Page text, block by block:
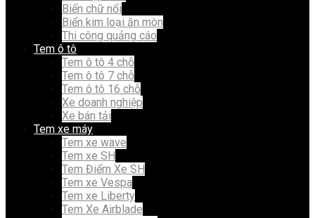
Biển chữ nổi
Biển kim loại ăn mòn
Thi công quảng cáo
Tem ô tô
Tem ô tô 4 chỗ
Tem ô tô 7 chỗ
Tem ô tô 16 chỗ
Xe doanh nghiệp
Xe bán tải
Tem xe máy
Tem xe wave
Tem xe SH
Tem Điểm Xe SH
Tem xe Vespa
Tem xe Liberty
Tem Xe Airblade